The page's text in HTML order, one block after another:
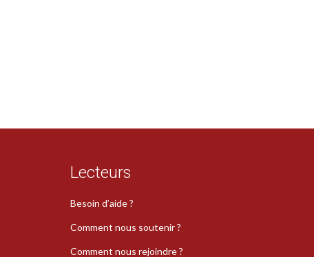
Lecteurs
Besoin d’aide ?
Comment nous soutenir ?
Comment nous rejoindre ?